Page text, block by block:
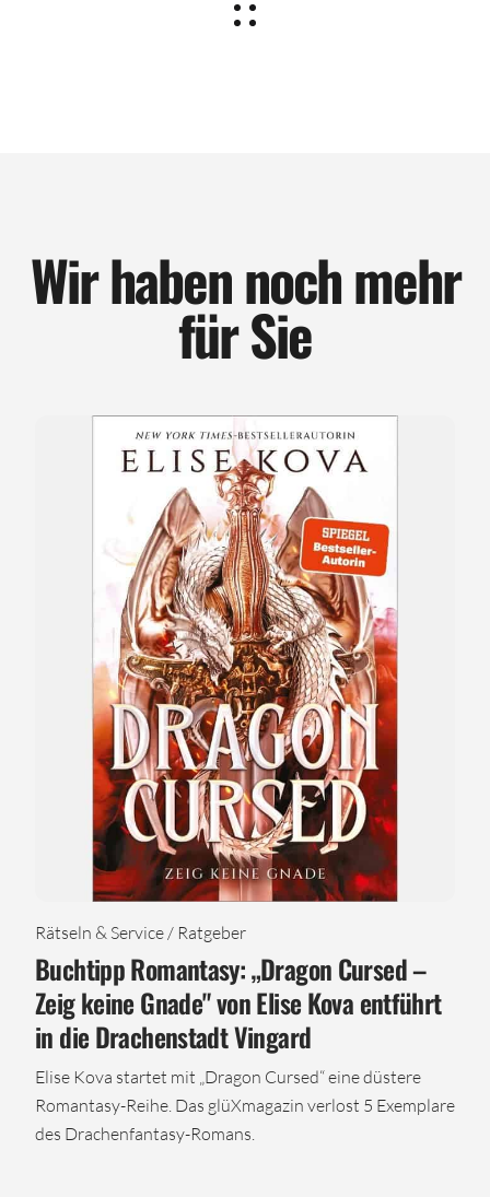
Wir haben noch mehr
für Sie
Rätseln & Service / Ratgeber
Buchtipp Romantasy: „Dragon Cursed –
Zeig keine Gnade" von Elise Kova entführt
in die Drachenstadt Vingard
Elise Kova startet mit „Dragon Cursed“ eine düstere
Romantasy-Reihe. Das glüXmagazin verlost 5 Exemplare
des Drachenfantasy-Romans.